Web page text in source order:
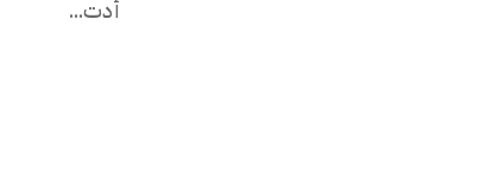
أدت...